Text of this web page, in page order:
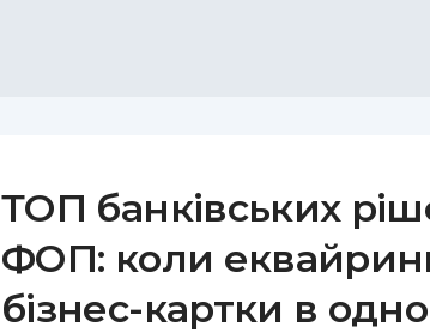
ТОП банківських
ФОП: коли
бізнес-картки в